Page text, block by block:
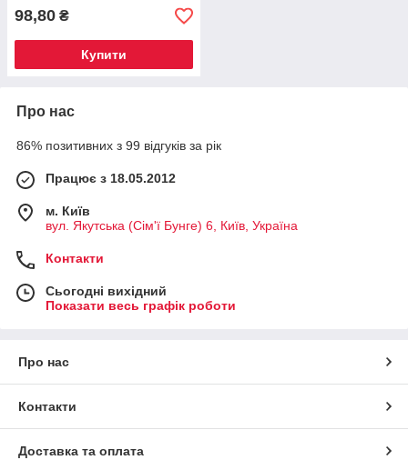
98,80 ₴
Купити
Про нас
86% позитивних з 99 відгуків за рік
Працює з 18.05.2012
м. Київ
вул. Якутська (Сім'ї Бунге) 6, Київ, Україна
Контакти
Сьогодні вихідний
Показати весь графік роботи
Про нас
Контакти
Доставка та оплата